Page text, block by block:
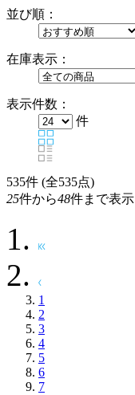
並び順：
在庫表示：
表示件数：
件
535件 (全535点)
25件から48件まで表示
1
2
3
4
5
6
7